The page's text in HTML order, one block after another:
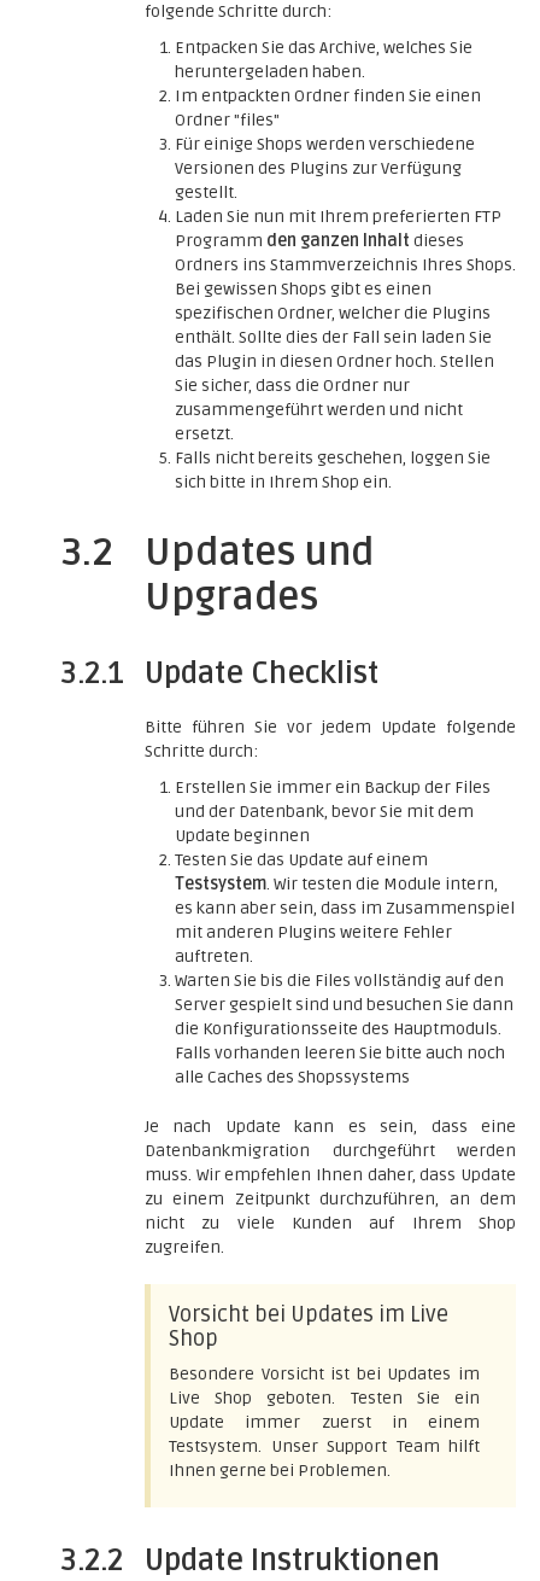
folgende Schritte durch:
Entpacken Sie das Archive, welches Sie
heruntergeladen haben.
Im entpackten Ordner finden Sie einen
Ordner "files"
Für einige Shops werden verschiedene
Versionen des Plugins zur Verfügung
gestellt.
Laden Sie nun mit Ihrem preferierten FTP
Programm den ganzen Inhalt dieses
Ordners ins Stammverzeichnis Ihres Shops.
Bei gewissen Shops gibt es einen
spezifischen Ordner, welcher die Plugins
enthält. Sollte dies der Fall sein laden Sie
das Plugin in diesen Ordner hoch. Stellen
Sie sicher, dass die Ordner nur
zusammengeführt werden und nicht
ersetzt.
Falls nicht bereits geschehen, loggen Sie
sich bitte in Ihrem Shop ein.
3.2
Updates und
Upgrades
3.2.1 Update Checklist
Bitte führen Sie vor jedem Update folgende
Schritte durch:
Erstellen Sie immer ein Backup der Files
und der Datenbank, bevor Sie mit dem
Update beginnen
Testen Sie das Update auf einem
Testsystem. Wir testen die Module intern,
es kann aber sein, dass im Zusammenspiel
mit anderen Plugins weitere Fehler
auftreten.
Warten Sie bis die Files vollständig auf den
Server gespielt sind und besuchen Sie dann
die Konfigurationsseite des Hauptmoduls.
Falls vorhanden leeren Sie bitte auch noch
alle Caches des Shopssystems
Je nach Update kann es sein, dass eine
Datenbankmigration durchgeführt werden
muss. Wir empfehlen Ihnen daher, dass Update
zu einem Zeitpunkt durchzuführen, an dem
nicht zu viele Kunden auf Ihrem Shop
zugreifen.
Vorsicht bei Updates im Live
Shop
Besondere Vorsicht ist bei Updates im
Live Shop geboten. Testen Sie ein
Update immer zuerst in einem
Testsystem. Unser Support Team hilft
Ihnen gerne bei Problemen.
3.2.2 Update Instruktionen